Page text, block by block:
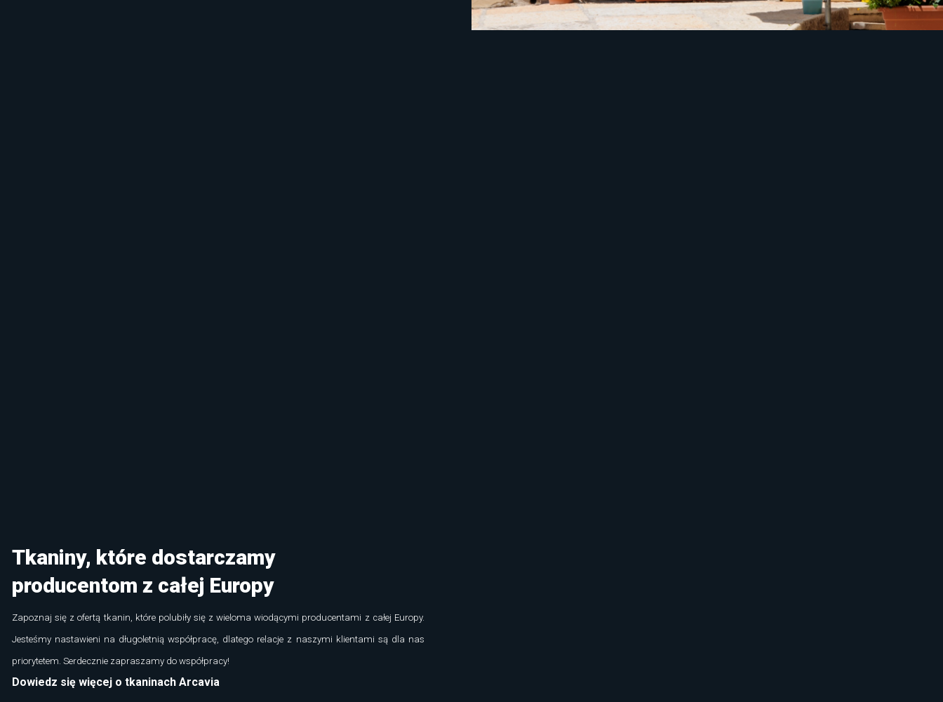
Tkaniny, które dostarczamy
producentom z całej Europy
Zapoznaj się z ofertą tkanin, które polubiły się z wieloma wiodącymi producentami z całej Europy.
Jesteśmy nastawieni na długoletnią współpracę, dlatego relacje z naszymi klientami są dla nas
priorytetem. Serdecznie zapraszamy do współpracy!
Dowiedz się więcej o tkaninach Arcavia